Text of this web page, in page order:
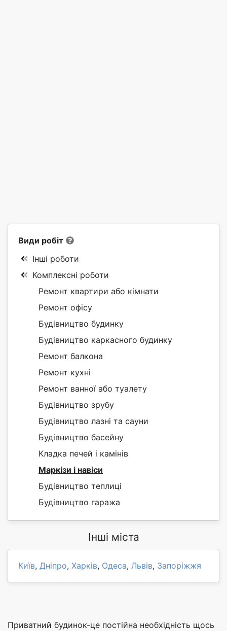
Види робіт
Інші роботи
Комплексні роботи
Ремонт квартири або кімнати
Ремонт офісу
Будівництво будинку
Будівництво каркасного будинку
Ремонт балкона
Ремонт кухні
Ремонт ванної або туалету
Будівництво зрубу
Будівництво лазні та сауни
Будівництво басейну
Кладка печей і камінів
Маркізи і навіси
Будівництво теплиці
Будівництво гаража
Інші міста
Київ, Дніпро, Харків, Одеса, Львів, Запоріжжя
Приватний будинок-це постійна необхідність щось